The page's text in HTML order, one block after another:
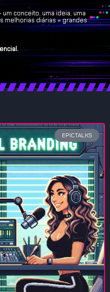
conceito, uma ideia, uma
melhorias diárias = grandes
EPICTALKS